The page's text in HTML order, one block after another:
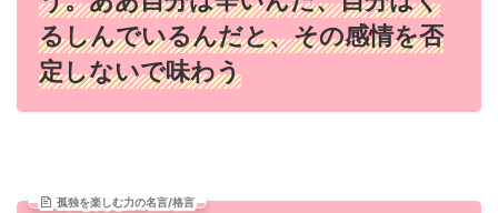
るしんでいるんだと、その感情を否
定しないで味わう
孤独を楽しむ力の名言/格言